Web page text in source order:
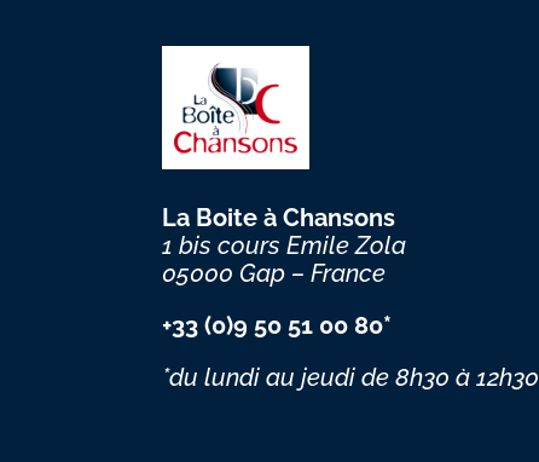
La Boite à Chansons
1 bis cours Emile Zola
05000 Gap – France
+33 (0)9 50 51 00 80*
*du lundi au jeudide 8h30 à 12h30